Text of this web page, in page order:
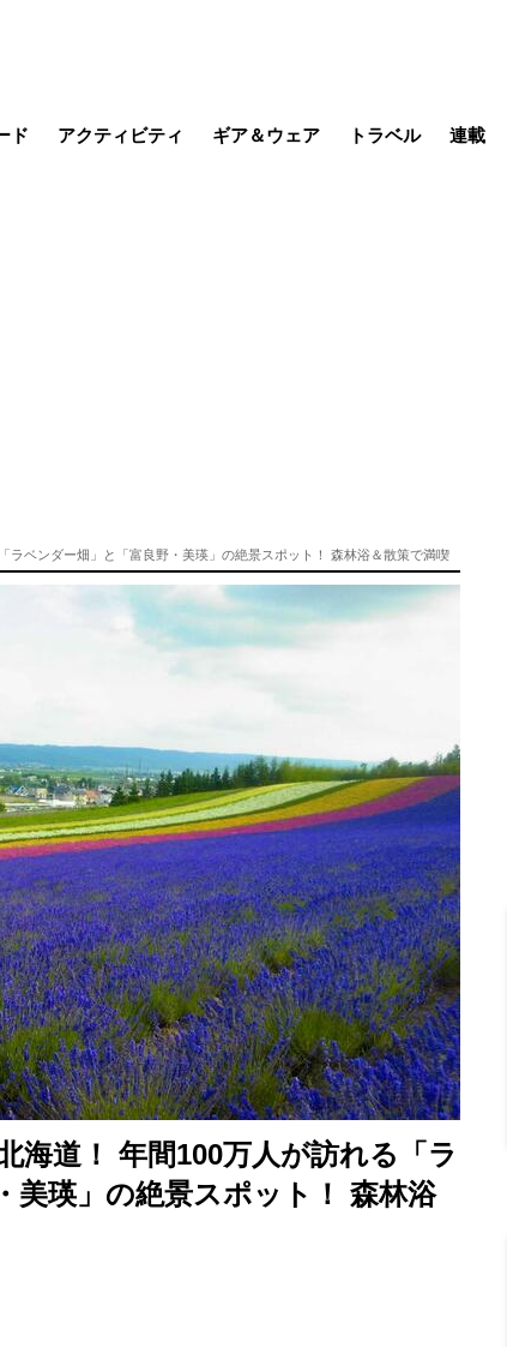
ド アクティビティ ギア＆ウェア トラベル 連載
ラベンダー畑」と「富良野・美瑛」の絶景スポット！ 森林浴＆散策で満喫
海道！ 年間100万人が訪れる「ラ
美瑛」の絶景スポット！ 森林浴